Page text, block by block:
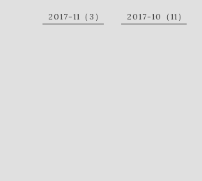
2017-11（3） 2017-10（11）